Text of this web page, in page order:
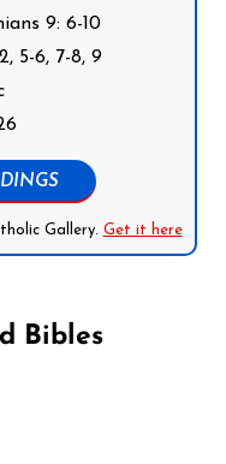
9: 6-10
5-6, 7-8, 9
Gallery. Get it here
Bibles